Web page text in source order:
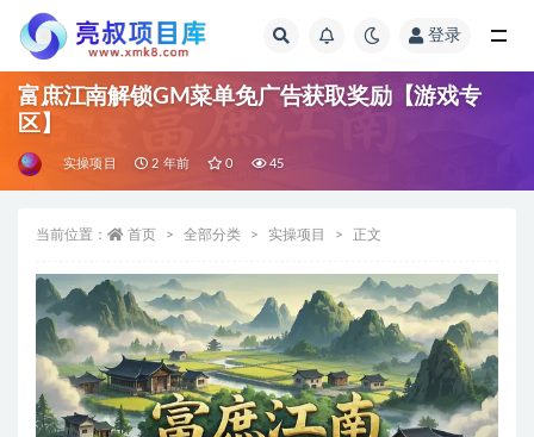
登录
富庶江南解锁GM菜单免广告获取奖励【游戏专
区】
实操项目 2 年前 0 45
当前位置： 首页 全部分类 实操项目 正文